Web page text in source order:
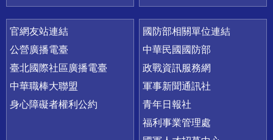
官網友站連結
公營廣播電臺
臺北國際社區廣播電臺
中華職棒大聯盟
身心障礙者權利公約
國防部相關單位連結
中華民國國防部
政戰資訊服務網
軍事新聞通訊社
青年日報社
福利事業管理處